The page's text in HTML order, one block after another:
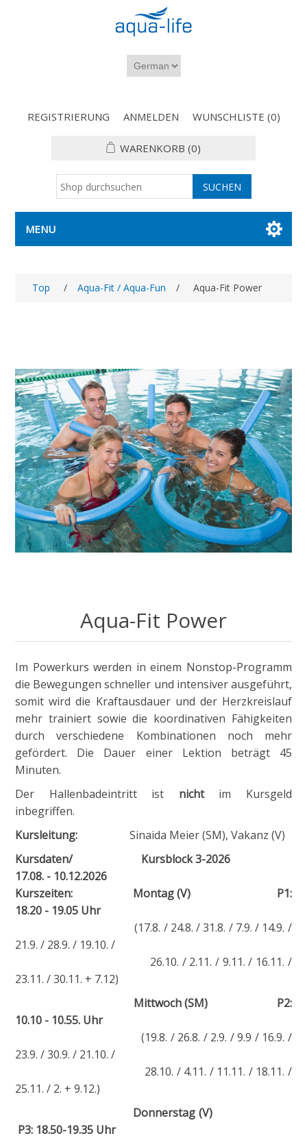
REGISTRIERUNG ANMELDEN WUNSCHLISTE (0)
WARENKORB (0)
MENU
Top / Aqua-Fit / Aqua-Fun / Aqua-Fit Power
Aqua-Fit Power
Im Powerkurs werden in einem Nonstop-Programm
die Bewegungen schneller und intensiver ausgeführt,
somit wird die Kraftausdauer und der Herzkreislauf
mehr trainiert sowie die koordinativen Fähigkeiten
durch verschiedene Kombinationen noch mehr
gefördert. Die Dauer einer Lektion beträgt 45
Minuten.
Der Hallenbadeintritt ist nichtim Kursgeld
inbegriffen.
Kursleitung: Sinaida Meier (SM), Vakanz (V)
Kursdaten/
Kursblock 3-2026
17.08. - 10.12.2026
Kurszeiten:
Montag (V) P1:
18.20 - 19.05 Uhr
(17.8. / 24.8. / 31.8. / 7.9. / 14.9. /
21.9. / 28.9. / 19.10. /
26.10. / 2.11. / 9.11. / 16.11. /
23.11. / 30.11. + 7.12)
Mittwoch (SM) P2:
10.10 - 10.55. Uhr
(19.8. / 26.8. / 2.9. / 9.9 / 16.9. /
23.9. / 30.9. / 21.10. /
28.10. / 4.11. / 11.11. / 18.11. /
25.11. / 2. + 9.12.)
Donnerstag (V)
P3: 18.50-19.35 Uhr